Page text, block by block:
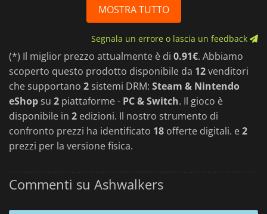
MOSTRA TUTTO
Segnala un errore o lascia un feedback
(*) Il miglior prezzo attualmente è di 0.91€. Abbiamo
scoperto questo prodotto disponibile da 12venditori
che supportano 2 sistemi DRM: Steam & Nintendo
eShop su 2 piattaforme - PC & Switch. Il gioco è
disponibile in 2 edizioni. Il nostro strumento di
confronto prezzi ha identificato 18 offerte digitali. e2
prezzi per la versione fisica.
Commenti su Ashwalkers